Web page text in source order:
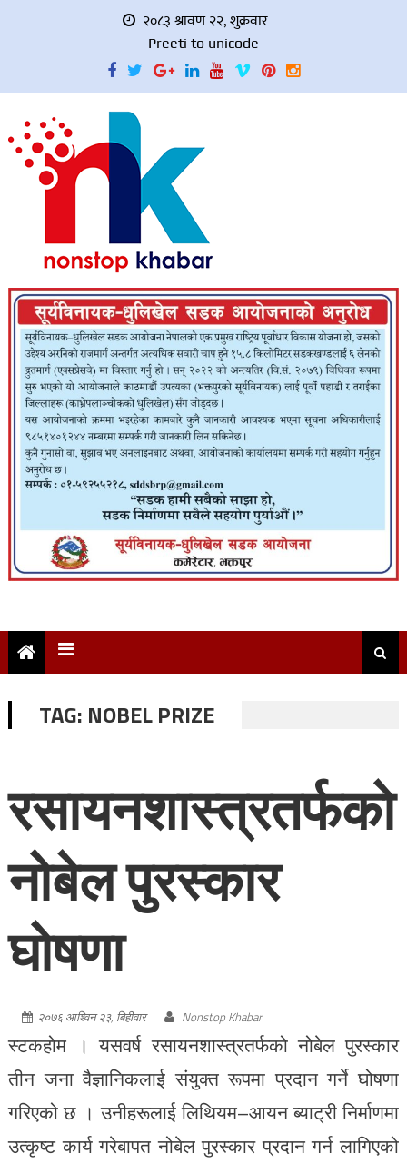
२०८३ श्रावण २२, शुक्रवार
Preeti to unicode
TAG: NOBEL PRIZE
रसायनशास्त्रतर्फको
नोबेल पुरस्कार
घोषणा
२०७६ आश्विन २३, बिहीवार Nonstop Khabar
स्टकहोम । यसवर्ष रसायनशास्त्रतर्फको नोबेल पुरस्कार
तीन जना वैज्ञानिकलाई संयुक्त रूपमा प्रदान गर्ने घोषणा
गरिएको छ । उनीहरूलाई लिथियम–आयन ब्याट्री निर्माणमा
उत्कृष्ट कार्य गरेबापत नोबेल पुरस्कार प्रदान गर्न लागिएको